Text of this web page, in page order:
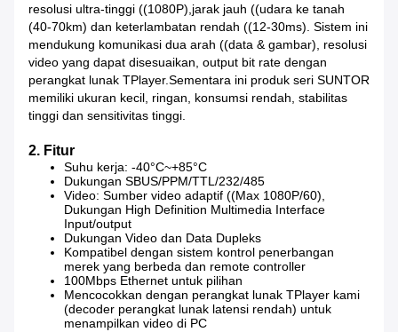
resolusi ultra-tinggi ((1080P),jarak jauh ((udara ke tanah
(40-70km) dan keterlambatan rendah ((12-30ms). Sistem ini
mendukung komunikasi dua arah ((data & gambar), resolusi
video yang dapat disesuaikan, output bit rate dengan
perangkat lunak TPlayer.Sementara ini produk seri SUNTOR
memiliki ukuran kecil, ringan, konsumsi rendah, stabilitas
tinggi dan sensitivitas tinggi.
2. Fitur
Suhu kerja: -40°C~+85°C
Dukungan SBUS/PPM/TTL/232/485
Video: Sumber video adaptif ((Max 1080P/60),
Dukungan High Definition Multimedia Interface
Input/output
Dukungan Video dan Data Dupleks
Kompatibel dengan sistem kontrol penerbangan
merek yang berbeda dan remote controller
100Mbps Ethernet untuk pilihan
Mencocokkan dengan perangkat lunak TPlayer kami
(decoder perangkat lunak latensi rendah) untuk
menampilkan video di PC